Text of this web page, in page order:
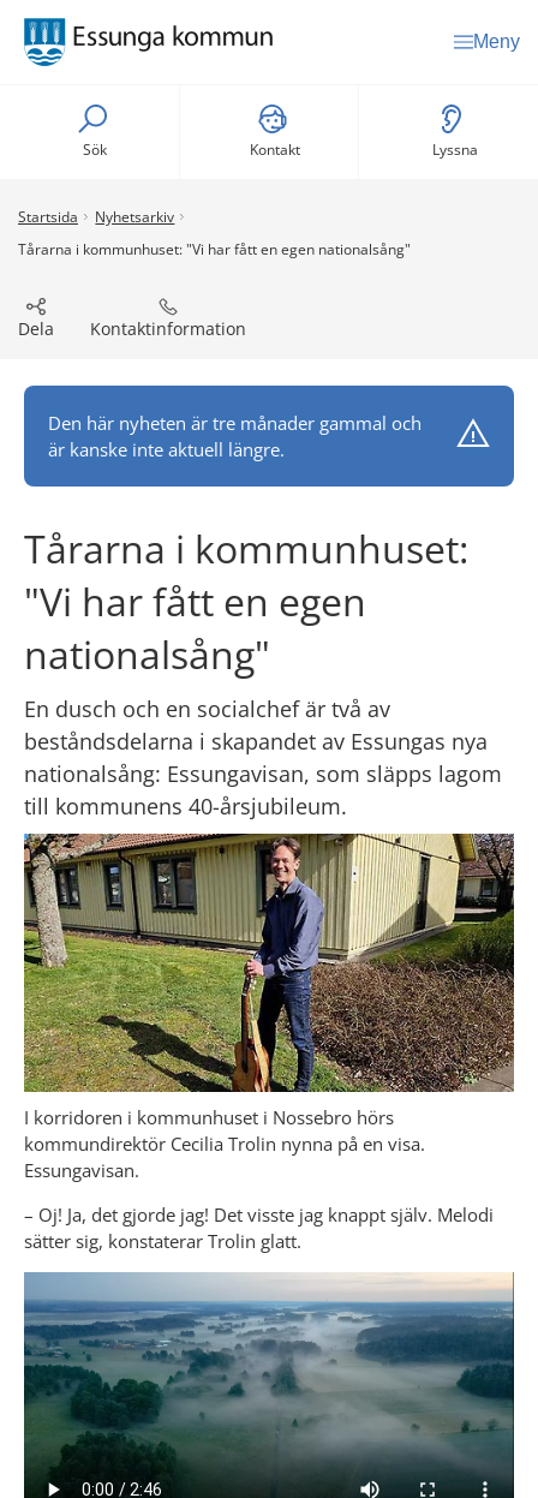
Meny
Sök Kontakt Lyssna
Startsida
Nyhetsarkiv
Tårarna i kommunhuset: "Vi har fått en egen nationalsång"
Dela Kontaktinformation
Den här nyheten är tre månader gammal och
är kanske inte aktuell längre.
Tårarna i kommunhuset:
"Vi har fått en egen
nationalsång"
En dusch och en socialchef är två av
beståndsdelarna i skapandet av Essungas nya
nationalsång: Essungavisan, som släpps lagom
till kommunens 40-årsjubileum.
I korridoren i kommunhuset i Nossebro hörs
kommundirektör Cecilia Trolin nynna på en visa.
Essungavisan.
– Oj! Ja, det gjorde jag! Det visste jag knappt själv. Melodi
sätter sig, konstaterar Trolin glatt.